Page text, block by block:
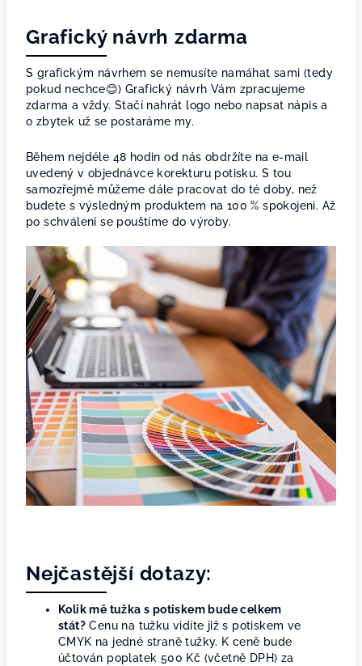
Grafický návrh zdarma
S grafickým návrhem se nemusíte namáhat sami (tedy
pokud nechce😊) Grafický návrh Vám zpracujeme
zdarma a vždy. Stačí nahrát logo nebo napsat nápis a
o zbytek už se postaráme my.
Během nejdéle 48 hodin od nás obdržíte na e-mail
uvedený v objednávce korekturu potisku. S tou
samozřejmě můžeme dále pracovat do té doby, než
budete s výsledným produktem na 100 % spokojeni. Až
po schválení se pouštíme do výroby.
Nejčastější dotazy:
Kolik mě tužka s potiskem bude celkem
stát? Cenu na tužku vidíte již s potiskem ve
CMYK na jedné straně tužky. K ceně bude
účtován poplatek 500 Kč (včetně DPH) za